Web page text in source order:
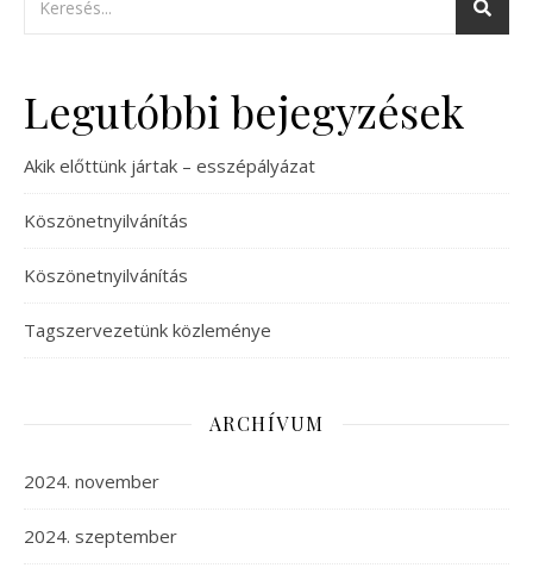
Legutóbbi bejegyzések
Akik előttünk jártak – esszépályázat
Köszönetnyilvánítás
Köszönetnyilvánítás
Tagszervezetünk közleménye
ARCHÍVUM
2024. november
2024. szeptember